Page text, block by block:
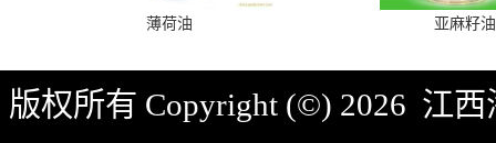
薄荷油 亚麻籽
版权所有 Copyright (©) 2026 江西